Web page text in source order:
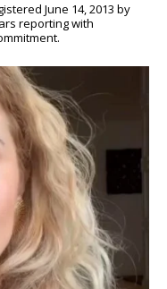
June 14, 2013 by
reporting with